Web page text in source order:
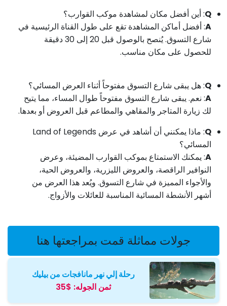
Q: أين أفضل مكان لمشاهدة موكب القوارب؟
A
:أفضل أماكن المشاهدة تقع على طول القناة الرئيسية في
شارع التسوق. يُنصح بالوصول قبل 20 إلى 30 دقيقة
للحصول على مكان مناسب.
Q: هل يبقى شارع التسوق مفتوحاً أثناء العرض المسائي؟
A
: نعم. يبقى شارع التسوق مفتوحاً طوال المساء، مما يتيح
لك زيارة المتاجر والمقاهي والمطاعم قبل العروض أو بعدها.
Q
: ماذا يمكنني أن أشاهد في عرض Land of Legends
المسائي؟
A
:يمكنك الاستمتاع بموكب القوارب المضيئة، وعرض
النوافير الراقصة، والعروض الليزرية، والعروض الحية،
والأجواء المميزة في شارع التسوق. ويُعد هذا العرض من
أشهر الأنشطة المسائية المناسبة للعائلات والأزواج.
جولات مماثلة قمت بمراجعتها هنا
رحلة إلي نهر مانافجات من بيليك
ثمن الجوله: $35